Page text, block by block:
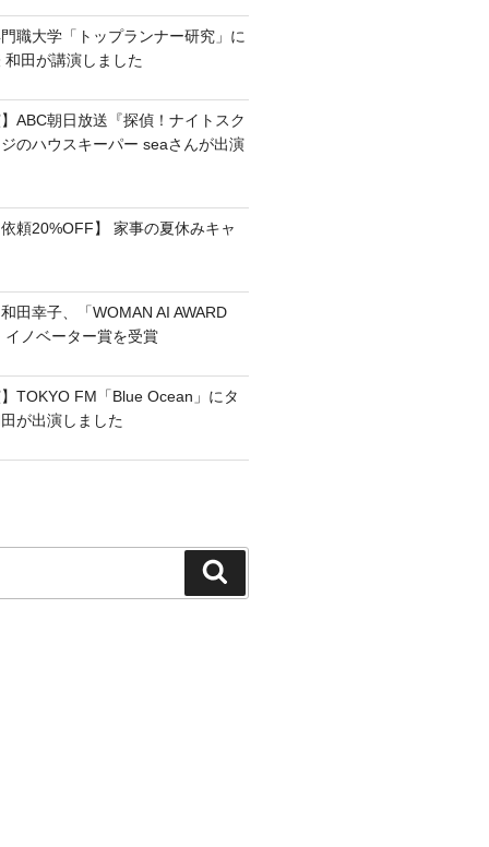
門職大学「トップランナー研究」に
和田が講演しました
】ABC朝日放送『探偵！ナイトスク
のハウスキーパー seaさんが出演
依頼20%OFF】 家事の夏休みキャ
田幸子、「WOMAN AI AWARD
イノベーター賞を受賞
】TOKYO FM「Blue Ocean」にタ
が出演しました
索